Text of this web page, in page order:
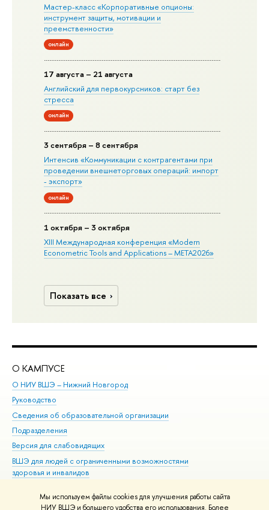
Мы используем файлы cookies для улучшения работы сайта
НИУ ВШЭ и большего удобства его использования. Более
Мастер-класс «Корпоративные опционы:
инструмент защиты, мотивации и
преемственности»
онлайн
17 августа – 21 августа
Английский для первокурсников: старт без
стресса
онлайн
3 сентября – 8 сентября
Интенсив «Коммуникации с контрагентами при
проведении внешнеторговых операций: импорт
- экспорт»
онлайн
1 октября – 3 октября
XIII Международная конференция «Modern
Econometric Tools and Applications – META2026»
Показать все
О КАМПУСЕ
О НИУ ВШЭ – Нижний Новгород
Руководство
Сведения об образовательной организации
Подразделения
Версия для слабовидящих
ВШЭ для людей с ограниченными возможностями
здоровья и инвалидов